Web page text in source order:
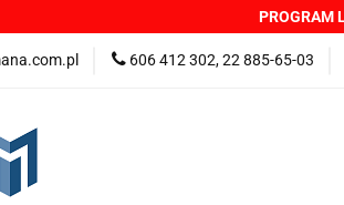
PROGRAM
606 412 302, 22 885-65-03
NOWOŚCI PROMOCJE